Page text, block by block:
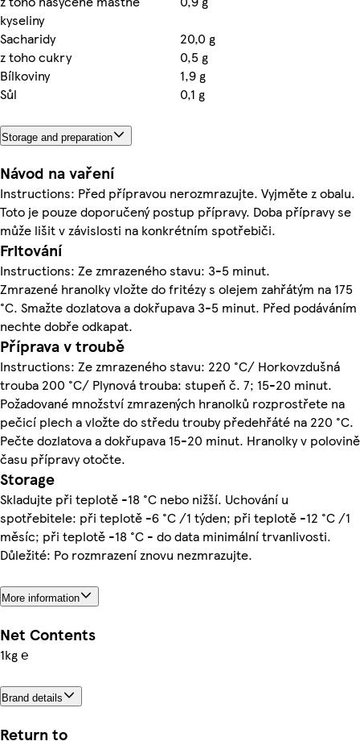
kyseliny
Sacharidy
20,0 g
z toho cukry
0,5 g
Bílkoviny
1,9 g
Sůl
0,1 g
Storage and preparation
Návod na vaření
Instructions: Před přípravou nerozmrazujte. Vyjměte z obalu.
Toto je pouze doporučený postup přípravy. Doba přípravy se
může lišit v závislosti na konkrétním spotřebiči.
Fritování
Instructions: Ze zmrazeného stavu: 3-5 minut.
Zmrazené hranolky vložte do fritézy s olejem zahřátým na 175
°C. Smažte dozlatova a dokřupava 3-5 minut. Před podáváním
nechte dobře odkapat.
Příprava v troubě
Instructions: Ze zmrazeného stavu: 220 °C/ Horkovzdušná
trouba 200 °C/ Plynová trouba: stupeň č. 7; 15-20 minut.
Požadované množství zmrazených hranolků rozprostřete na
pečicí plech a vložte do středu trouby předehřáté na 220 °C.
Pečte dozlatova a dokřupava 15-20 minut. Hranolky v polovině
času přípravy otočte.
Storage
Skladujte při teplotě -18 °C nebo nižší. Uchování u
spotřebitele: při teplotě -6 °C /1 týden; při teplotě -12 °C /1
měsíc; při teplotě -18 °C - do data minimální trvanlivosti.
Důležité: Po rozmrazení znovu nezmrazujte.
More information
Net Contents
1kg ℮
Brand details
Return to